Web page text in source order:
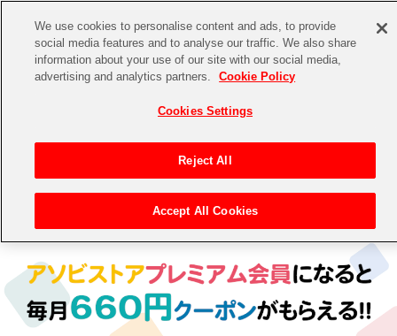
CHANNEL STORE EVENT
ゲーム 電子書籍
アイドルマスターシリーズ
アイドルマスター
アイドルマスター ミリオンライブ！
アイドルマスター SideM
イベントグッズ
トイ・ホビー
アイドルマスター シリーズ> アイドルマスター ミリオンライブ！
We use cookies to personalise content and ads, to provide
social media features and to analyse our traffic. We also share
information about your use of our site with our social media,
advertising and analytics partners.
Cookie Policy
Cookies Settings
Reject All
Accept All Cookies